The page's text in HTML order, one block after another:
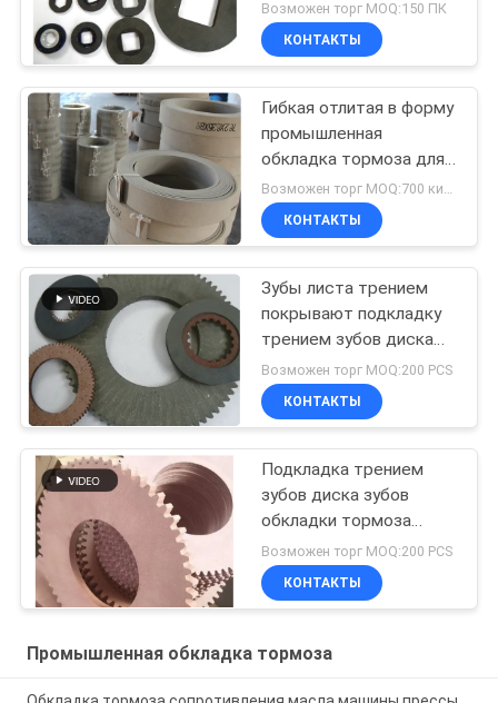
обкладки тормоза
высокие
Возможен торг MOQ:150 ПК
КОНТАКТЫ
Гибкая отлитая в форму
промышленная
обкладка тормоза для
мотоцикла
приемистости легкой
тележки
Возможен торг MOQ:700 килограммов
КОНТАКТЫ
Зубы листа трением
покрывают подкладку
трением зубов диска
зубов обкладки
тормоза зубов
Возможен торг MOQ:200 PCS
КОНТАКТЫ
Подкладка трением
зубов диска зубов
обкладки тормоза
зубов тормозной
шайбы листа трением
Возможен торг MOQ:200 PCS
КОНТАКТЫ
Промышленная обкладка тормоза